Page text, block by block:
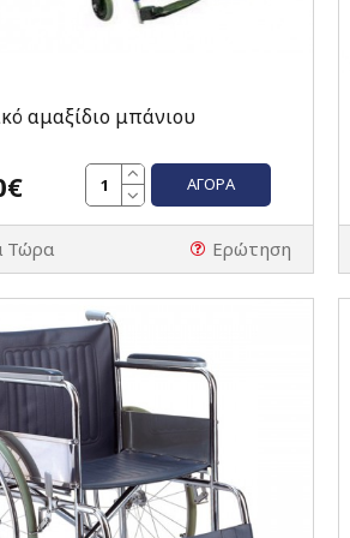
αμαξίδιο μπάνιου
ΑΓΟΡΆ
Τώρα Ερώτηση